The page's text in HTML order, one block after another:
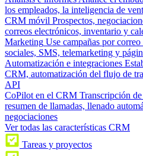
los empleados, la inteligencia de
CRM móvil Prospectos,
correos electrónicos, inventario y
Marketing Use campañas por
sociales, SMS, telemarketing y
Automatización e integraciones
CRM, automatización del flujo de
API
CoPilot en el CRM Transcripción
resumen de llamadas, llenado
negociaciones
Ver todas las características CRM
Tareas y proyectos